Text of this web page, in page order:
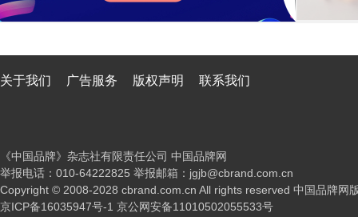
关于我们 广告服务 版权声明 联系我们
《中国品牌》杂志社有限责任公司 中国品牌网
举报电话：010-64222825 举报邮箱：jgjb@cbrand.com.cn
Copyright © 2008-2028 cbrand.com.cn All rights reserved 中国品牌网
京ICP备16035947号-1 京公网安备11010502055533号